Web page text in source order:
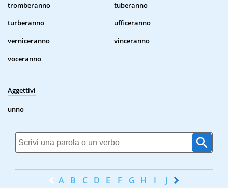
tromberanno
tuberanno
turberanno
ufficeranno
verniceranno
vinceranno
voceranno
Aggettivi
unno
A B C D E F G H I J K